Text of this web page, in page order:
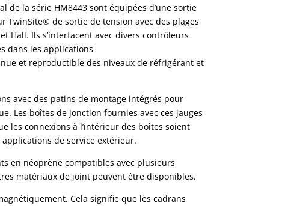
la série HM8443 sont équipées d’une sortie
TwinSite® de sortie de tension avec des plages
Hall. Ils s’interfacent avec divers contrôleurs
dans les applications
et reproductible des niveaux de réfrigérant et
avec des patins de montage intégrés pour
Les boîtes de jonction fournies avec ces jauges
les connexions à l’intérieur des boîtes soient
de service extérieur.
en néoprène compatibles avec plusieurs
matériaux de joint peuvent être disponibles.
Cela signifie que les cadrans